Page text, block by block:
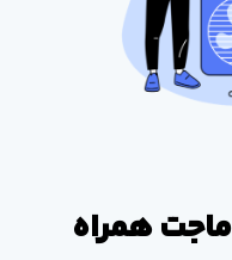
همراه